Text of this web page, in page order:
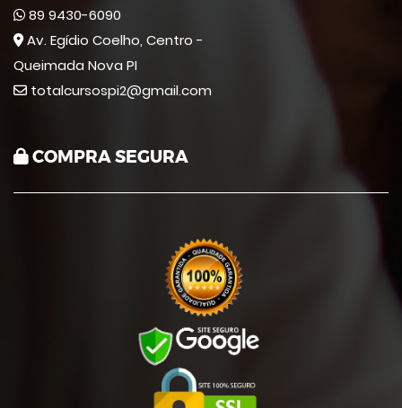
89 9430-6090
Av. Egídio Coelho, Centro -
Queimada Nova PI
totalcursospi2@gmail.com
COMPRA SEGURA